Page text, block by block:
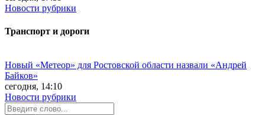
Новости рубрики
Транспорт и дороги
Новый «Метеор» для Ростовской области назвали «Андрей
Байков»
сегодня, 14:10
Новости рубрики